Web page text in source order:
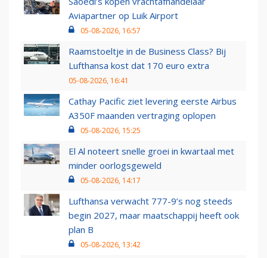
Aviapartner op Luik Airport
05-08-2026, 16:57
Raamstoeltje in de Business Class? Bij
Lufthansa kost dat 170 euro extra
05-08-2026, 16:41
Cathay Pacific ziet levering eerste Airbus
A350F maanden vertraging oplopen
05-08-2026, 15:25
El Al noteert snelle groei in kwartaal met
minder oorlogsgeweld
05-08-2026, 14:17
Lufthansa verwacht 777-9’s nog steeds
begin 2027, maar maatschappij heeft ook
plan B
05-08-2026, 13:42